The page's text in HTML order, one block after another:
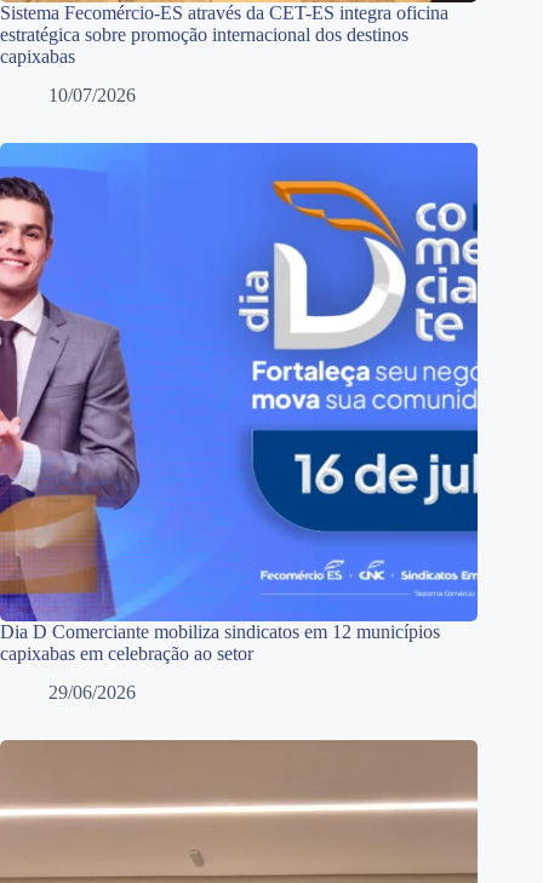
Sistema Fecomércio-ES através da CET-ES integra oficina
estratégica sobre promoção internacional dos destinos
capixabas
10/07/2026
Dia D Comerciante mobiliza sindicatos em 12 municípios
capixabas em celebração ao setor
29/06/2026